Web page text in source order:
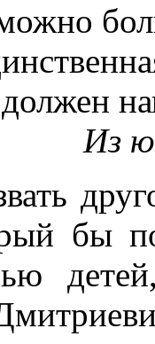
должен
Из
бы